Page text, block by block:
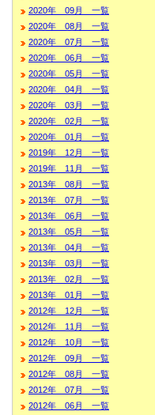
2020年 09月 一覧
2020年 08月 一覧
2020年 07月 一覧
2020年 06月 一覧
2020年 05月 一覧
2020年 04月 一覧
2020年 03月 一覧
2020年 02月 一覧
2020年 01月 一覧
2019年 12月 一覧
2019年 11月 一覧
2013年 08月 一覧
2013年 07月 一覧
2013年 06月 一覧
2013年 05月 一覧
2013年 04月 一覧
2013年 03月 一覧
2013年 02月 一覧
2013年 01月 一覧
2012年 12月 一覧
2012年 11月 一覧
2012年 10月 一覧
2012年 09月 一覧
2012年 08月 一覧
2012年 07月 一覧
2012年 06月 一覧